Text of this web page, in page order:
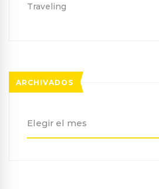
Traveling
ARCHIVADOS